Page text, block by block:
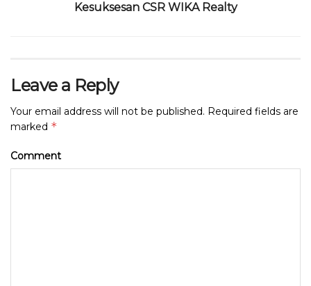
Kesuksesan CSR WIKA Realty
Leave a Reply
Your email address will not be published. Required fields are
marked *
Comment